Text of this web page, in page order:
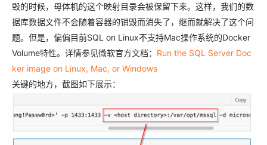
毁的时候，母体机的这个映射目录会被保留下来。这样，我们的数
据库数据文件不会随着容器的销毁而消失了，继而就解决了这个问
题。但是，偏偏目前SQL on Linux不支持Mac操作系统的Docker
Volume特性。详情参见微软官方文档： Run the SQL Server Doc
ker image on Linux, Mac, or Windows
关键的地方，截图如下展示：